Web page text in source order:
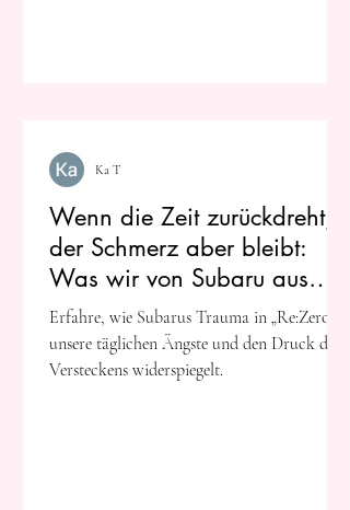
Wenn die Zeit zurückdreht,
der Schmerz aber bleibt:
Was wir von Subaru aus
„Re:Zero“ über psychische
Lasten lernen können
Erfahre, wie Subarus Trauma in „Re:Zero“
unsere täglichen Ängste und den Druck des
Versteckens widerspiegelt.
Ka T